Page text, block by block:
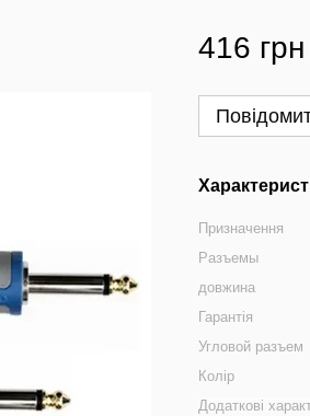
416 грн
Призначення
Разъемы
довжина
Гарантія
Угловой разъем
Колір
Додаткові